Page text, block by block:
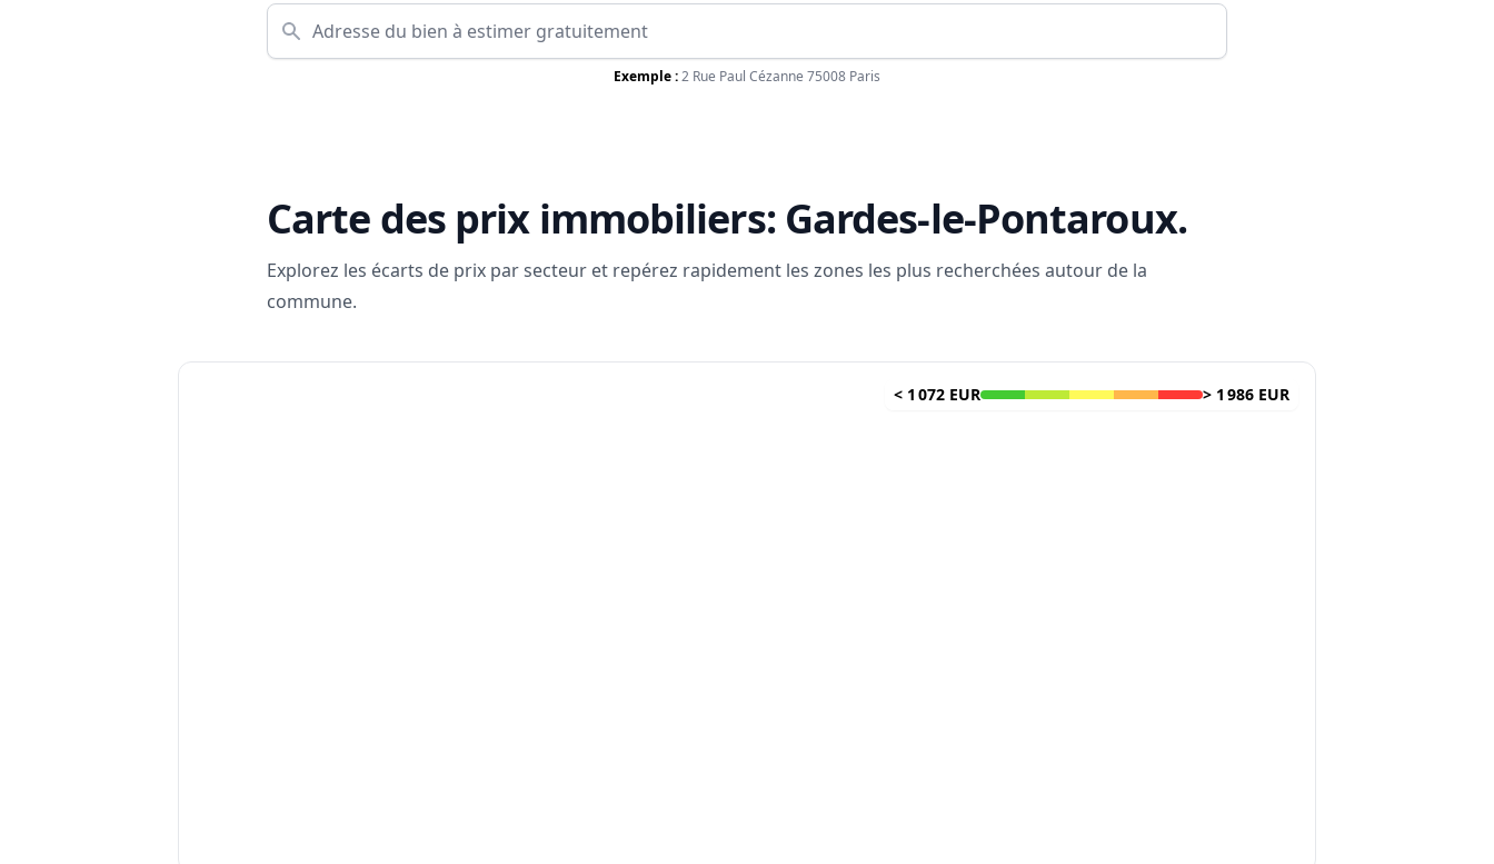
Exemple :2 Rue Paul Cézanne 75008 Paris
Carte des prix immobiliers: Gardes-le-Pontaroux.
Explorez les écarts de prix par secteur et repérez rapidement les zones les plus recherchées autour de la
commune.
< 1 072 EUR > 1 986 EUR